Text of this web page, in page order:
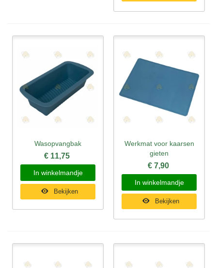
Wasopvangbak
€ 11,75
In winkelmandje
Bekijken
Werkmat voor kaarsen
gieten
€ 7,90
In winkelmandje
Bekijken